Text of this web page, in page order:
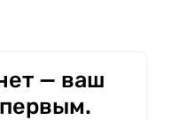
— ваш